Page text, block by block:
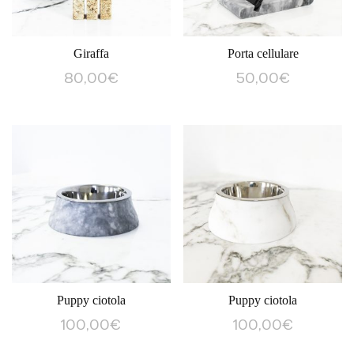
Giraffa
80,00€
Porta cellulare
50,00€
Puppy ciotola
100,00€
Puppy ciotola
100,00€